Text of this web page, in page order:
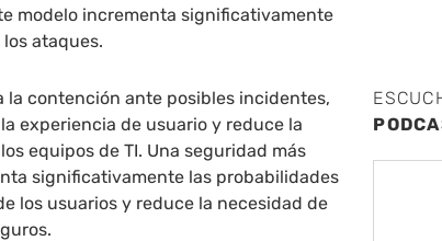
modelo incrementa significativamente
ataques.
la contención ante posibles incidentes,
experiencia de usuario y reduce la
equipos de TI. Una seguridad más
significativamente las probabilidades
los usuarios y reduce la necesidad de